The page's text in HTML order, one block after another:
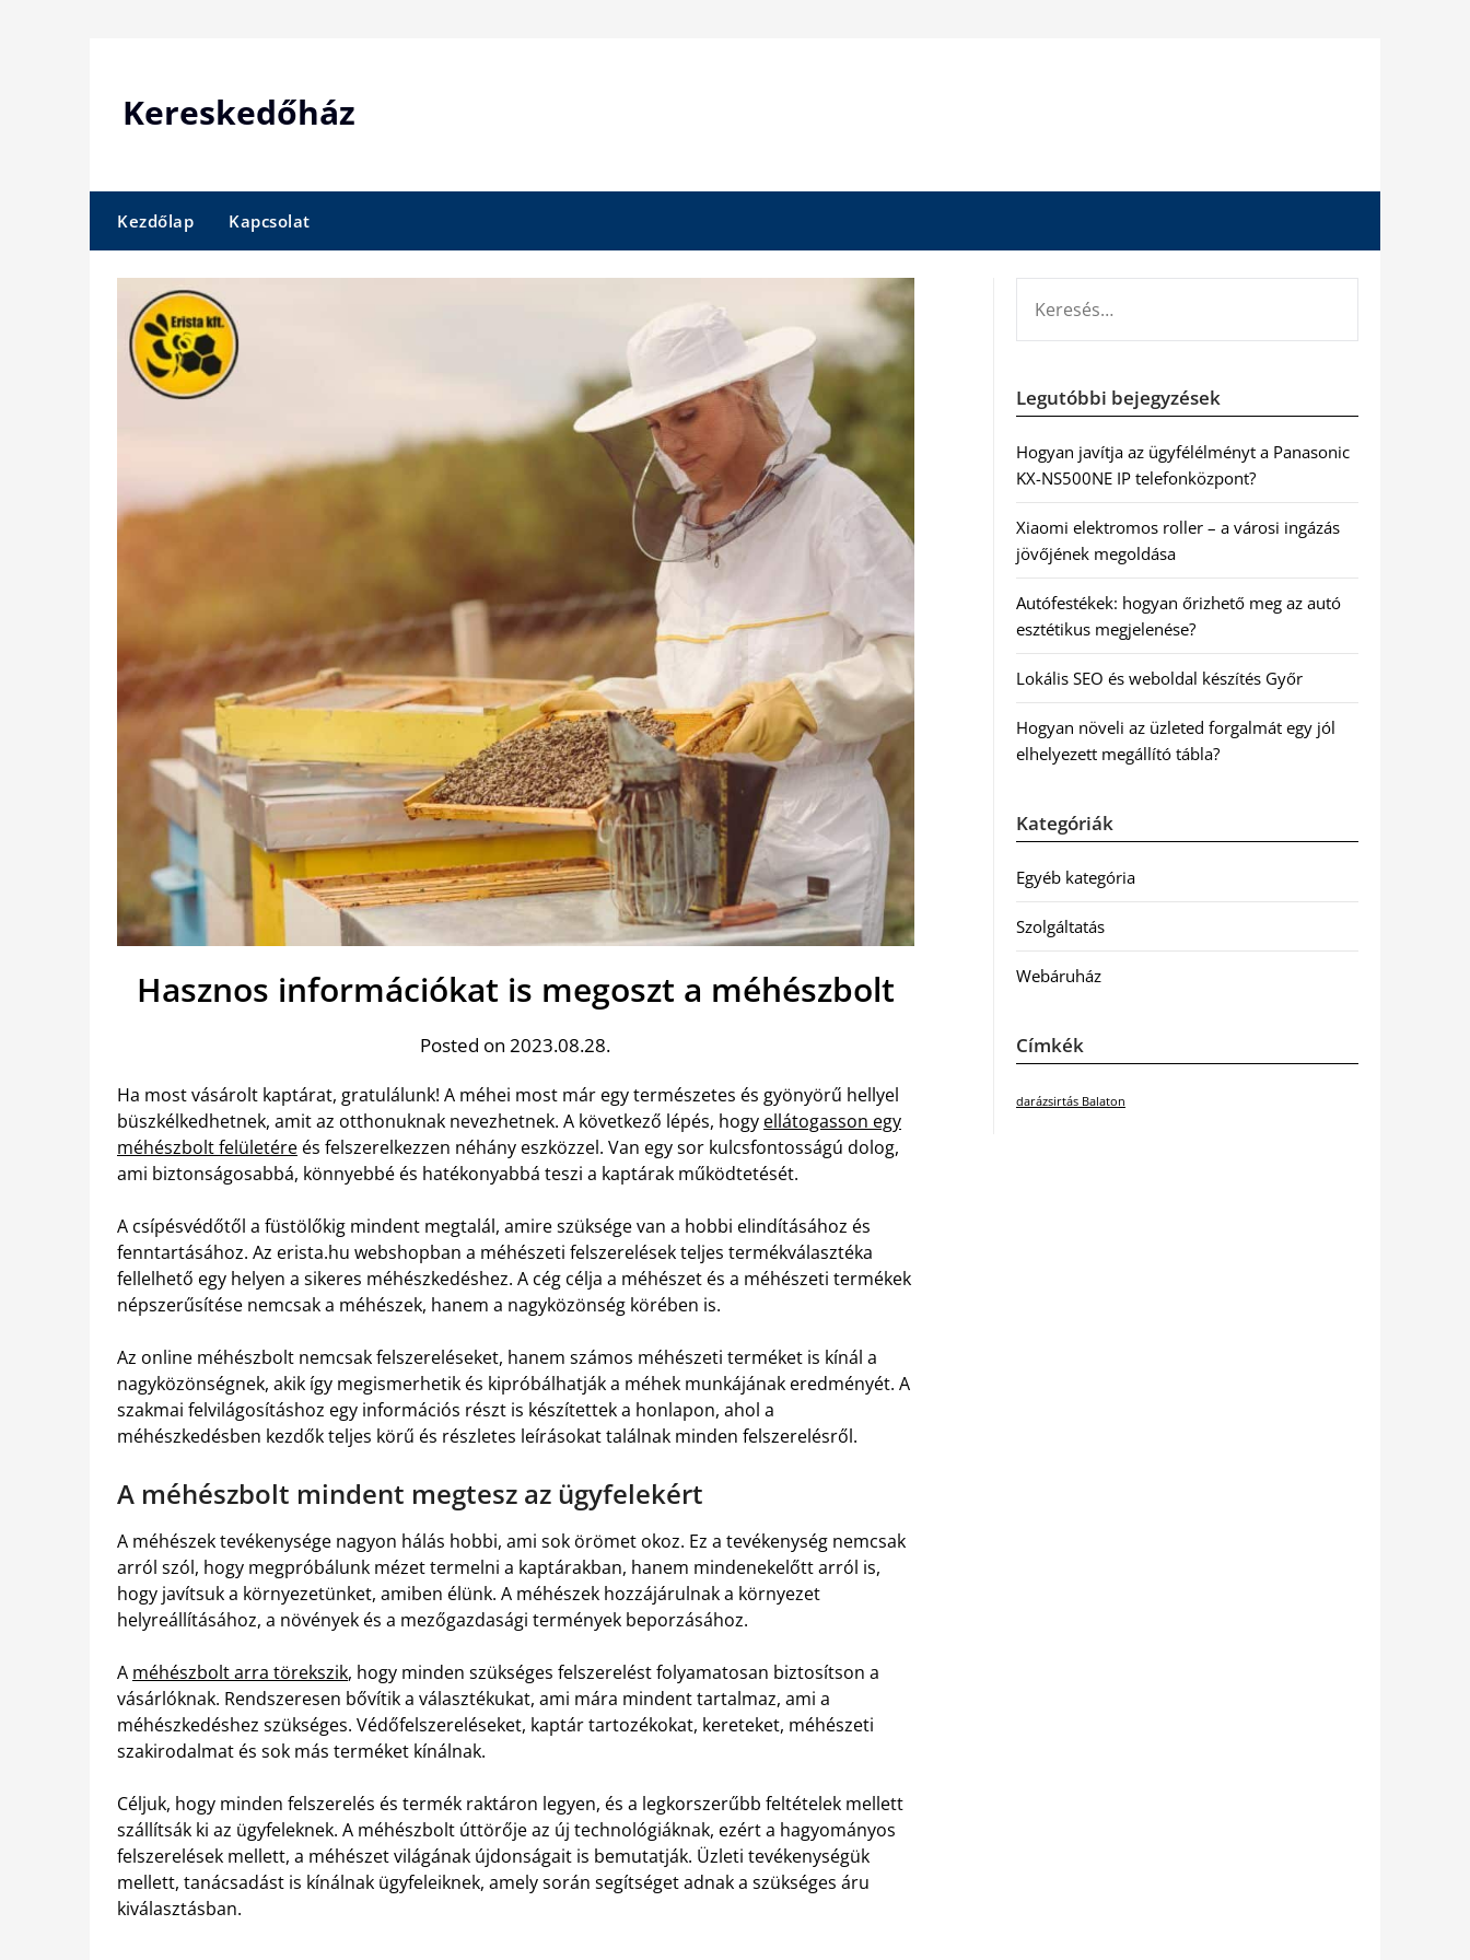
Kereskedőház
Kezdőlap Kapcsolat
Hasznos információkat is megoszt a méhészbolt
Posted on 2023.08.28.
Ha most vásárolt kaptárat, gratulálunk! A méhei most már egy természetes és gyönyörű hellyel
büszkélkedhetnek, amit az otthonuknak nevezhetnek. A következő lépés, hogy ellátogasson egy
méhészbolt felületére és felszerelkezzen néhány eszközzel. Van egy sor kulcsfontosságú dolog,
ami biztonságosabbá, könnyebbé és hatékonyabbá teszi a kaptárak működtetését.
A csípésvédőtől a füstölőkig mindent megtalál, amire szüksége van a hobbi elindításához és
fenntartásához. Az erista.hu webshopban a méhészeti felszerelések teljes termékválasztéka
fellelhető egy helyen a sikeres méhészkedéshez. A cég célja a méhészet és a méhészeti termékek
népszerűsítése nemcsak a méhészek, hanem a nagyközönség körében is.
Az online méhészbolt nemcsak felszereléseket, hanem számos méhészeti terméket is kínál a
nagyközönségnek, akik így megismerhetik és kipróbálhatják a méhek munkájának eredményét. A
szakmai felvilágosításhoz egy információs részt is készítettek a honlapon, ahol a
méhészkedésben kezdők teljes körű és részletes leírásokat találnak minden felszerelésről.
A méhészbolt mindent megtesz az ügyfelekért
A méhészek tevékenysége nagyon hálás hobbi, ami sok örömet okoz. Ez a tevékenység nemcsak
arról szól, hogy megpróbálunk mézet termelni a kaptárakban, hanem mindenekelőtt arról is,
hogy javítsuk a környezetünket, amiben élünk. A méhészek hozzájárulnak a környezet
helyreállításához, a növények és a mezőgazdasági termények beporzásához.
A méhészbolt arra törekszik, hogy minden szükséges felszerelést folyamatosan biztosítson a
vásárlóknak. Rendszeresen bővítik a választékukat, ami mára mindent tartalmaz, ami a
méhészkedéshez szükséges. Védőfelszereléseket, kaptár tartozékokat, kereteket, méhészeti
szakirodalmat és sok más terméket kínálnak.
Céljuk, hogy minden felszerelés és termék raktáron legyen, és a legkorszerűbb feltételek mellett
szállítsák ki az ügyfeleknek. A méhészbolt úttörője az új technológiáknak, ezért a hagyományos
felszerelések mellett, a méhészet világának újdonságait is bemutatják. Üzleti tevékenységük
mellett, tanácsadást is kínálnak ügyfeleiknek, amely során segítséget adnak a szükséges áru
kiválasztásban.
Legutóbbi bejegyzések
Hogyan javítja az ügyfélélményt a Panasonic
KX-NS500NE IP telefonközpont?
Xiaomi elektromos roller – a városi ingázás
jövőjének megoldása
Autófestékek: hogyan őrizhető meg az autó
esztétikus megjelenése?
Lokális SEO és weboldal készítés Győr
Hogyan növeli az üzleted forgalmát egy jól
elhelyezett megállító tábla?
Kategóriák
Egyéb kategória
Szolgáltatás
Webáruház
Címkék
darázsirtás Balaton